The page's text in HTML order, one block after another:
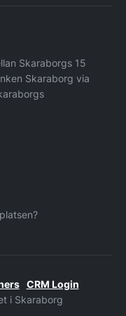
Skaraborgs 15
Skaraborg via
CRM Login
i Skaraborg